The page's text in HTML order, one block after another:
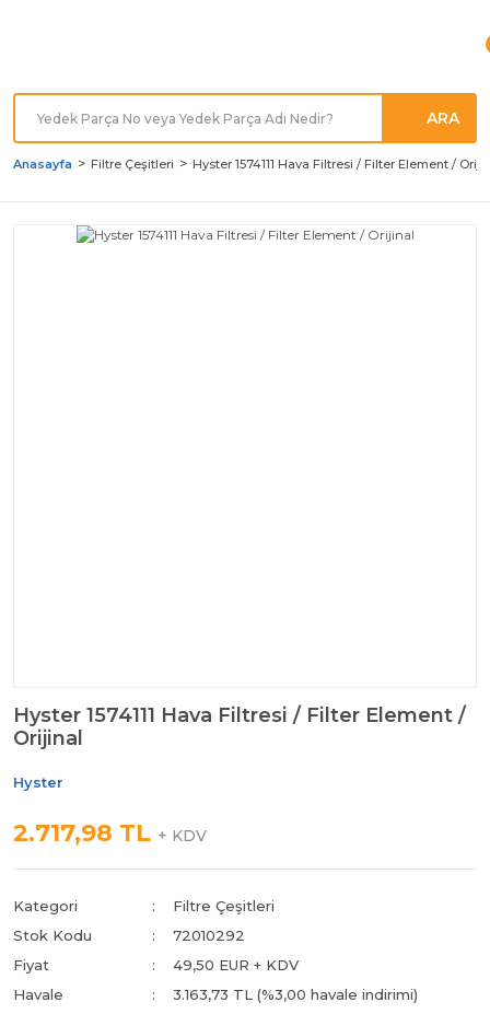
ARA
Anasayfa Filtre Çeşitleri Hyster 1574111 Hava Filtresi / Filter Element /
Hyster 1574111 Hava Filtresi / Filter Element /
Orijinal
Hyster
2.717,98 TL + KDV
Kategori
Filtre Çeşitleri
Stok Kodu
72010292
Fiyat
49,50 EUR + KDV
Havale
3.163,73 TL (%3,00 havale indirimi)